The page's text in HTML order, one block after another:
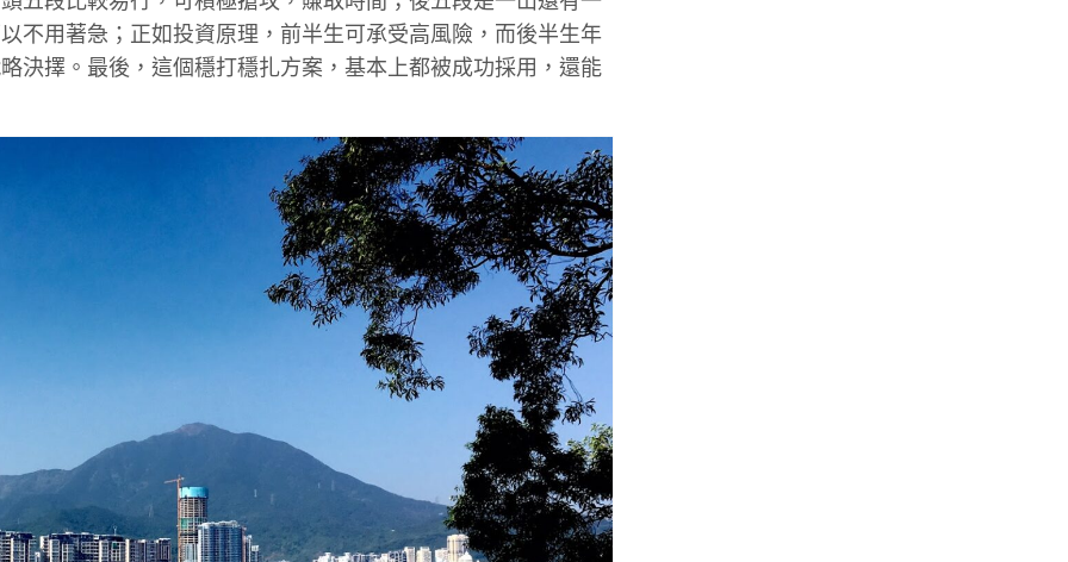
不用著急；正如投資原理，前半生可承受高風險，而後半生年
決擇。最後，這個穩打穩扎方案，基本上都被成功採用，還能